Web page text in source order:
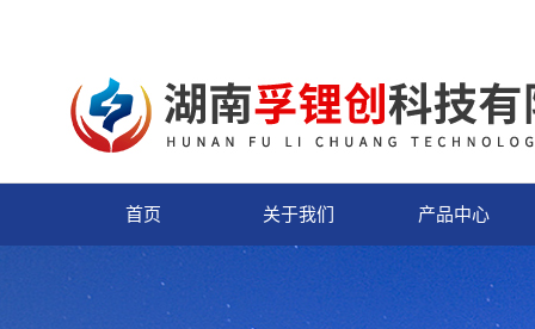
首页 关于我们 产品中心